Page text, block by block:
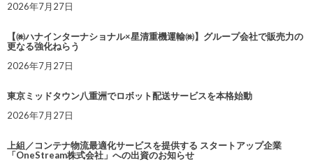
2026年7月27日
【㈱ハナインターナショナル×星清重機運輸㈱】グループ会社で販売力の
更なる強化ねらう
2026年7月27日
東京ミッドタウン八重洲でロボット配送サービスを本格始動
2026年7月27日
上組／コンテナ物流最適化サービスを提供する スタートアップ企業
「OneStream株式会社」への出資のお知らせ